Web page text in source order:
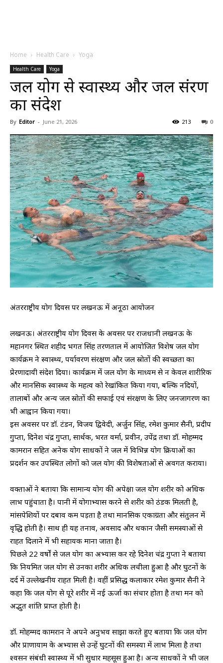
Home Health Care Yoga
Health Care Yoga
जल योग से स्वास्थ्य और जल संरक्षण
का संदेश
By Editor - June 21, 2026 0
213
अंतरराष्ट्रीय योग दिवस पर लखनऊ में अनूठा आयोजन
लखनऊ। अंतरराष्ट्रीय योग दिवस के अवसर पर राजधानी लखनऊ के
महानगर स्थित शहीद भगत सिंह तरणताल में आयोजित विशेष जल योग
कार्यक्रम ने स्वास्थ्य, पर्यावरण संरक्षण और जल स्रोतों की स्वच्छता का
प्रेरणादायी संदेश दिया। कार्यक्रम में जल योग के माध्यम से न केवल शारीरिक
और मानसिक स्वास्थ्य के महत्व को रेखांकित किया गया, बल्कि नदियों,
तालाबों और अन्य जल स्रोतों की सफाई एवं संरक्षण के लिए जनजागरण का
भी आह्वान किया गया।
इस अवसर पर डॉ. टंडन, विजय द्विवेदी, अर्जुन सिंह, रमेश कुमार सैनी, प्रदीप
गुप्ता, दिनेश चंद्र गुप्ता, सार्थक, भरत वर्मा, प्रवीन, उपेंद्र तथा डॉ. मोहम्मद
कामरान सहित अनेक योग साधकों ने जल में विभिन्न योग क्रियाओं का
प्रदर्शन कर उपस्थित लोगों को जल योग की विशेषताओं से अवगत कराया।
वक्ताओं ने बताया कि सामान्य योग की अपेक्षा जल योग शरीर को अधिक
लाभ पहुंचाता है। पानी में योगाभ्यास करने से शरीर को ठंडक मिलती है,
मांसपेशियों पर दबाव कम पड़ता है तथा मानसिक एकाग्रता और संतुलन में
वृद्धि होती है। साथ ही यह तनाव, अवसाद और थकान जैसी समस्याओं से
राहत दिलाने में भी सहायक माना जाता है।
पिछले 22 वर्षों से जल योग का अभ्यास कर रहे दिनेश चंद्र गुप्ता ने बताया
कि नियमित जल योग से उनका शरीर अधिक लचीला हुआ है और घुटनों के
दर्द में उल्लेखनीय राहत मिली है। वहीं प्रसिद्ध कलाकार रमेश कुमार सैनी ने
कहा कि जल योग से पूरे शरीर में नई ऊर्जा का संचार होता है तथा मन को
अद्भुत शांति प्राप्त होती है।
डॉ. मोहम्मद कामरान ने अपने अनुभव साझा करते हुए बताया कि जल योग
और प्राणायाम के अभ्यास से उन्हें घुटनों की समस्या में लाभ मिला है तथा
श्वसन संबंधी स्वास्थ्य में भी सुधार महसूस हुआ है। अन्य साधकों ने भी जल